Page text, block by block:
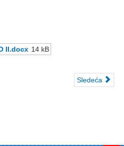
II.docx 14 kB
Sledeća